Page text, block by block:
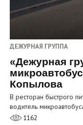
ДЕЖУРНАЯ ГРУППА
«Дежурная
Копылова
В ресторан быстрого
водитель
1162